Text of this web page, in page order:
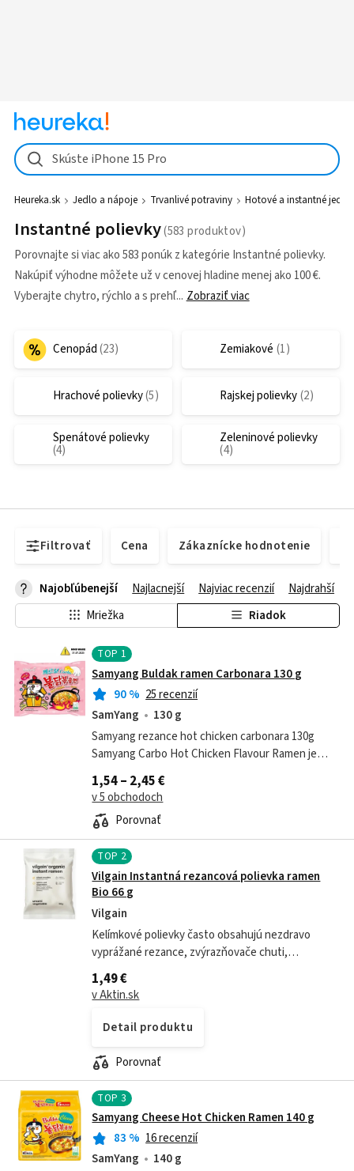
Skúste iPhone 15 Pro
Heureka.sk Jedlo a nápoje Trvanlivé potraviny Hotové a instantné jedlá
Instantné polievky
Porovnajte si viac ako 583 ponúk z kategórie Instantné polievky.
Nakúpiť výhodne môžete už v cenovej hladine menej ako 100 €.
Vyberajte chytro, rýchlo a s prehľ
Zobraziť viac
Cenopád Zemiakové
Hrachové polievky Rajskej polievky
Špenátové polievky Zeleninové polievky
Filtrovať Cena Zákaznícke hodnotenie
Mriežka Riadok
Najobľúbenejší Najlacnejší Najviac recenzií Najdrahší
TOP 1
Samyang Buldak ramen Carbonara 130 g
90% 25 recenzií
SamYang
130 g
Samyang rezance hot chicken carbonara 130g
Samyang Carbo Hot Chicken Flavour Ramen je
paleta pôvodných samyangských rezancov Buldak
1,54 – 2,45 €
v 5 obchodoch
Porovnať
TOP 2
Vilgain Instantná rezancová polievka ramen
Bio 66 g
Vilgain
Kelímkové polievky často obsahujú nezdravo
vyprážané rezance, zvýrazňovače chuti,
konzervanty a umelé arómy. Naše nie. Ramen od
Vilgainu z vrecúška si pripravíš za pár minút...
1,49 €
v Aktin.sk
Detail produktu
Porovnať
TOP 3
Samyang Cheese Hot Chicken Ramen 140 g
83 % 16 recenzií
SamYang
140 g